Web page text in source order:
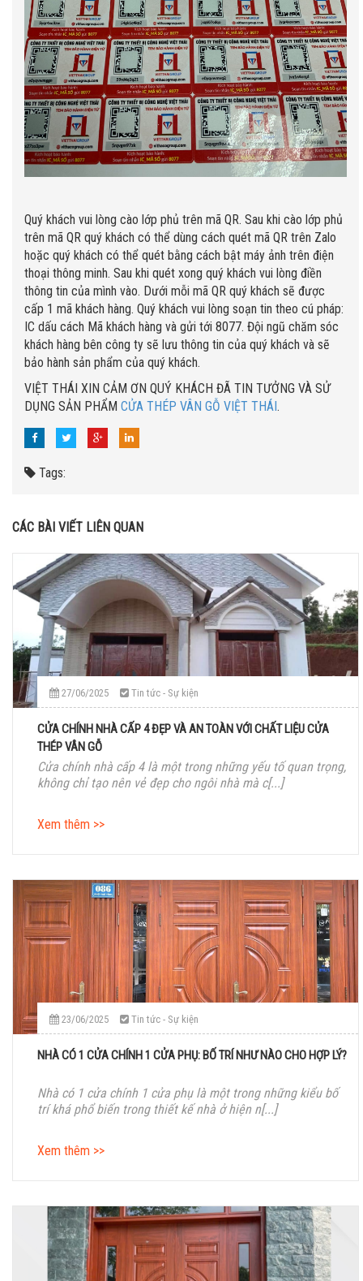
Quý khách vui lòng cào lớp phủ trên mã QR. Sau khi cào lớp phủ
trên mã QR quý khách có thể dùng cách quét mã QR trên Zalo
hoặc quý khách có thể quét bằng cách bật máy ảnh trên điện
thoại thông minh. Sau khi quét xong quý khách vui lòng điền
thông tin của mình vào. Dưới mỗi mã QR quý khách sẽ được
cấp 1 mã khách hàng. Quý khách vui lòng soạn tin theo cú pháp:
IC dấu cách Mã khách hàng và gửi tới 8077. Đội ngũ chăm sóc
khách hàng bên công ty sẽ lưu thông tin của quý khách và sẽ
bảo hành sản phẩm của quý khách.
VIỆT THÁI XIN CẢM ƠN QUÝ KHÁCH ĐÃ TIN TƯỞNG VÀ SỬ
DỤNG SẢN PHẨM CỬA THÉP VÂN GỖ VIỆT THÁI.
Tags:
CÁC BÀI VIẾT LIÊN QUAN
27/06/2025 Tin tức - Sự kiện
CỬA CHÍNH NHÀ CẤP 4 ĐẸP VÀ AN TOÀN VỚI CHẤT LIỆU CỬA
THÉP VÂN GỖ
Cửa chính nhà cấp 4 là một trong những yếu tố quan trọng,
không chỉ tạo nên vẻ đẹp cho ngôi nhà mà c[...]
Xem thêm >>
23/06/2025 Tin tức - Sự kiện
NHÀ CÓ 1 CỬA CHÍNH 1 CỬA PHỤ: BỐ TRÍ NHƯ NÀO CHO HỢP LÝ?
Nhà có 1 cửa chính 1 cửa phụ là một trong những kiểu bố
trí khá phổ biến trong thiết kế nhà ở hiện n[...]
Xem thêm >>